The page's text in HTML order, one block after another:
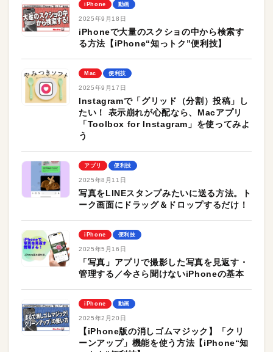
iPhone 動画
2025年9月18日
iPhoneで大量のスクショの中から検索す
る方法【iPhone“知っトク”便利技】
Mac 便利技
2025年9月17日
Instagramで「グリッド（分割）投稿」し
たい！ 表示崩れが心配なら、Macアプリ
「Toolbox for Instagram」を使ってみよ
う
アプリ 便利技
2025年8月11日
写真をLINEスタンプみたいに送る方法。ト
ーク画面にドラッグ＆ドロップするだけ！
iPhone 便利技
2025年5月16日
「写真」アプリで撮影した写真を見返す・
管理する／今さら聞けないiPhoneの基本
iPhone 動画
2025年2月20日
【iPhone版の消しゴムマジック】「クリ
ーンアップ」機能を使う方法【iPhone“知